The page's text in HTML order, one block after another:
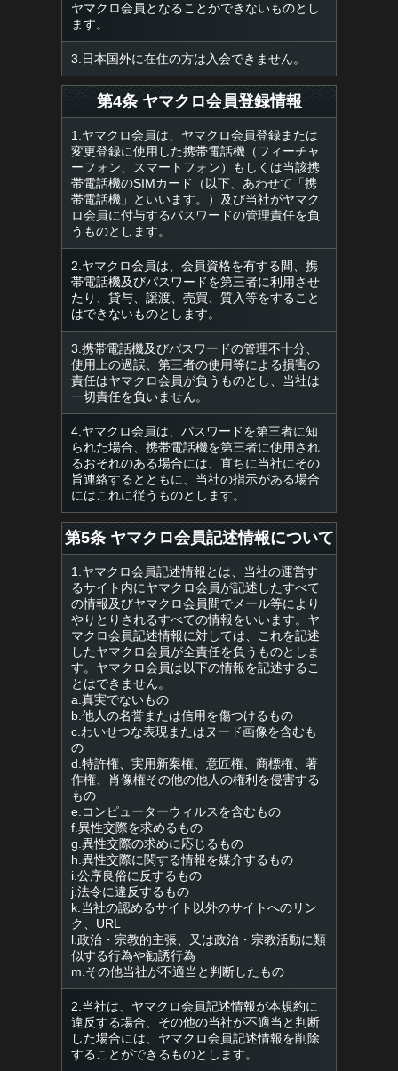
ヤマクロ会員となることができないものとし
ます。
3.日本国外に在住の方は入会できません。
第4条 ヤマクロ会員登録情報
1.ヤマクロ会員は、ヤマクロ会員登録または
変更登録に使用した携帯電話機（フィーチャ
ーフォン、スマートフォン）もしくは当該携
帯電話機のSIMカード（以下、あわせて「携
帯電話機」といいます。）及び当社がヤマク
ロ会員に付与するパスワードの管理責任を負
うものとします。
2.ヤマクロ会員は、会員資格を有する間、携
帯電話機及びパスワードを第三者に利用させ
たり、貸与、譲渡、売買、質入等をすること
はできないものとします。
3.携帯電話機及びパスワードの管理不十分、
使用上の過誤、第三者の使用等による損害の
責任はヤマクロ会員が負うものとし、当社は
一切責任を負いません。
4.ヤマクロ会員は、パスワードを第三者に知
られた場合、携帯電話機を第三者に使用され
るおそれのある場合には、直ちに当社にその
旨連絡するとともに、当社の指示がある場合
にはこれに従うものとします。
第5条 ヤマクロ会員記述情報について
1.ヤマクロ会員記述情報とは、当社の運営す
るサイト内にヤマクロ会員が記述したすべて
の情報及びヤマクロ会員間でメール等により
やりとりされるすべての情報をいいます。ヤ
マクロ会員記述情報に対しては、これを記述
したヤマクロ会員が全責任を負うものとしま
す。ヤマクロ会員は以下の情報を記述するこ
とはできません。
a.真実でないもの
b.他人の名誉または信用を傷つけるもの
c.わいせつな表現またはヌード画像を含むも
の
d.特許権、実用新案権、意匠権、商標権、著
作権、肖像権その他の他人の権利を侵害する
もの
e.コンピューターウィルスを含むもの
f.異性交際を求めるもの
g.異性交際の求めに応じるもの
h.異性交際に関する情報を媒介するもの
i.公序良俗に反するもの
j.法令に違反するもの
k.当社の認めるサイト以外のサイトへのリン
ク、URL
l.政治・宗教的主張、又は政治・宗教活動に類
似する行為や勧誘行為
m.その他当社が不適当と判断したもの
2.当社は、ヤマクロ会員記述情報が本規約に
違反する場合、その他の当社が不適当と判断
した場合には、ヤマクロ会員記述情報を削除
することができるものとします。